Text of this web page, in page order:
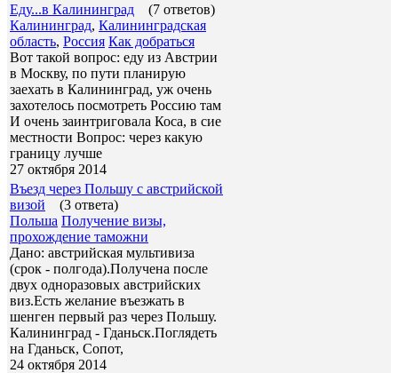
Еду...в Калининград
(7 ответов)
Калининград, Калининградская
область, Россия Как добраться
Вот такой вопрос: еду из Австрии
в Москву, по пути планирую
заехать в Калининград, уж очень
захотелось посмотреть Россию там
И очень заинтриговала Коса, в сие
местности Вопрос: через какую
границу лучше
27 октября 2014
Въезд через Польшу с австрийской
визой
(3 ответа)
Польша Получение визы,
прохождение таможни
Дано: австрийская мультивиза
(срок - полгода).Получена после
двух одноразовых австрийских
виз.Есть желание въезжать в
шенген первый раз через Польшу.
Калининград - Гданьск.Поглядеть
на Гданьск, Сопот,
24 октября 2014